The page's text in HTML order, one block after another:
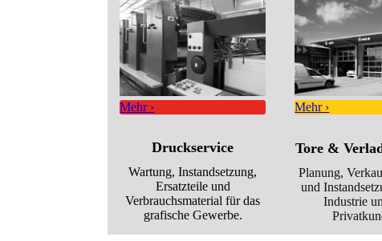
Mehr ›
Druck­service
Wartung, Instandsetzung,
Ersatzteile und
Verbrauchsmaterial für das
grafische Gewerbe.
Mehr ›
Tore &
Planung,
und
Industrie